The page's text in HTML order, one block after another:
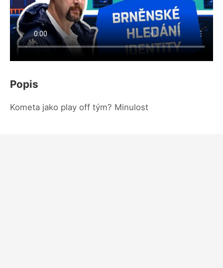
Popis
Kometa jako play off tým? Minulost